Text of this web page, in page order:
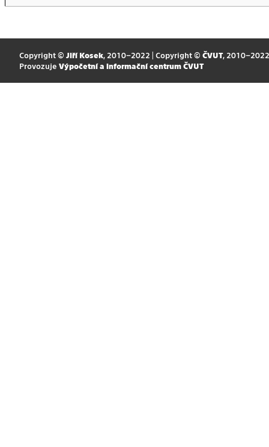
Copyright © Jiří Kosek, 2010–2022 | Copyright © ČVUT, 2010–2022
Provozuje Výpočetní a informační centrum ČVUT